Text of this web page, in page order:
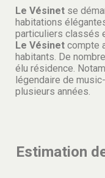
Le Vésinet se
habitations
particuliers classés
Le Vésinet compte
habitants. De
élu résidence.
légendaire de
plusieurs années.
Estimation